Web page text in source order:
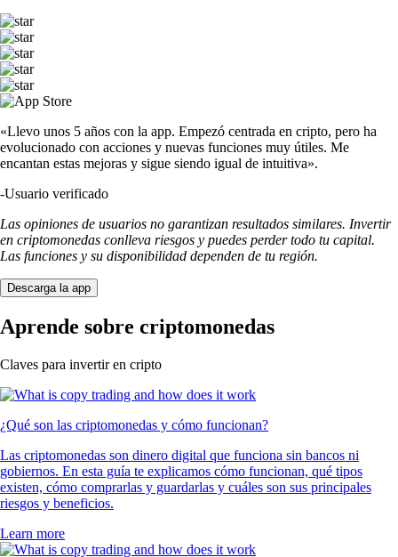
«Llevo unos 5 años con la app. Empezó centrada en cripto, pero ha
evolucionado con acciones y nuevas funciones muy útiles. Me
encantan estas mejoras y sigue siendo igual de intuitiva».
-Usuario verificado
Las opiniones de usuarios no garantizan resultados similares. Invertir
en criptomonedas conlleva riesgos y puedes perder todo tu capital.
Las funciones y su disponibilidad dependen de tu región.
Descarga la app
Aprende sobre criptomonedas
Claves para invertir en cripto
¿Qué son las criptomonedas y cómo funcionan?
Las criptomonedas son dinero digital que funciona sin bancos ni
gobiernos. En esta guía te explicamos cómo funcionan, qué tipos
existen, cómo comprarlas y guardarlas y cuáles son sus principales
riesgos y beneficios.
Learn more